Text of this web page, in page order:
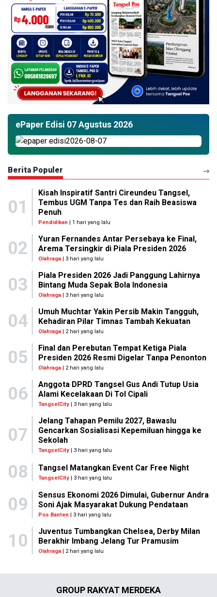
ePaper Edisi 07 Agustus 2026
Berita Populer
01
Kisah Inspiratif Santri Cireundeu Tangsel,
Tembus UGM Tanpa Tes dan Raih Beasiswa
Penuh
Pendidikan | 1 hari yang lalu
02
Yuran Fernandes Antar Persebaya ke Final,
Arema Tersingkir di Piala Presiden 2026
Olahraga| 3 hari yang lalu
03
Piala Presiden 2026 Jadi Panggung Lahirnya
Bintang Muda Sepak Bola Indonesia
Olahraga| 3 hari yang lalu
04
Umuh Muchtar Yakin Persib Makin Tangguh,
Kehadiran Pilar Timnas Tambah Kekuatan
Olahraga| 2 hari yang lalu
05
Final dan Perebutan Tempat Ketiga Piala
Presiden 2026 Resmi Digelar Tanpa Penonton
Olahraga| 2 hari yang lalu
06
Anggota DPRD Tangsel Gus Andi Tutup Usia
Alami Kecelakaan Di Tol Cipali
TangselCity| 3 hari yang lalu
07
Jelang Tahapan Pemilu 2027, Bawaslu
Gencarkan Sosialisasi Kepemiluan hingga ke
Sekolah
TangselCity| 3 hari yang lalu
08 Tangsel Matangkan Event Car Free Night
TangselCity | 3 hari yang lalu
09
Sensus Ekonomi 2026 Dimulai, Gubernur Andra
Soni Ajak Masyarakat Dukung Pendataan
Pos Banten | 3 hari yang lalu
10
Juventus Tumbangkan Chelsea, Derby Milan
Berakhir Imbang Jelang Tur Pramusim
Olahraga| 2 hari yang lalu
GROUP RAKYAT MERDEKA